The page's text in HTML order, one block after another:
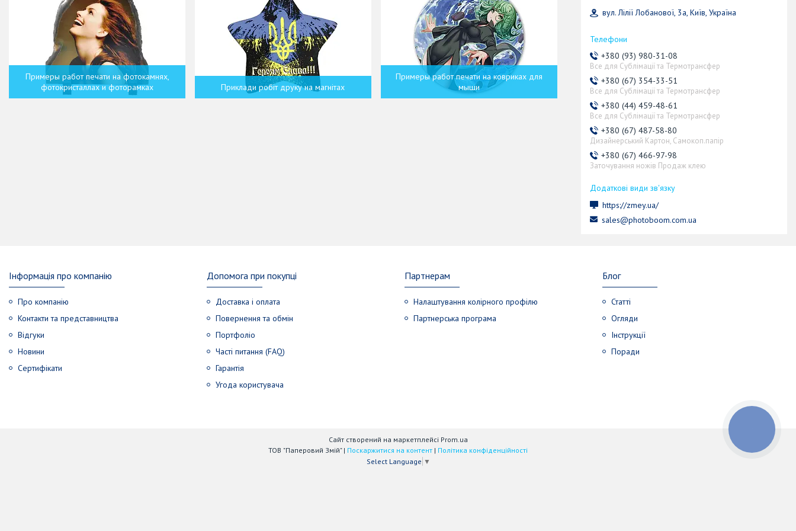
Примеры работ печати на фотокамнях,
фотокристаллах и фоторамках
Приклади робіт друку на магнітах
Примеры работ печати на ковриках для
мыши
вул. Лілії Лобанової, 3а, Київ, Україна
+380 (93) 980-31-08
Все для Сублімації та Термотрансфер
+380 (67) 354-33-51
Все для Сублімації та Термотрансфер
+380 (44) 459-48-61
Все для Сублімації та Термотрансфер
+380 (67) 487-58-80
Дизайнерський Картон, Самокоп.папір
+380 (67) 466-97-98
Заточування ножів Продаж клею
https://zmey.ua/
sales@photoboom.com.ua
Інформація про компанію
Про компанію
Контакти та представництва
Відгуки
Новини
Сертифікати
Допомога при покупці
Доставка і оплата
Повернення та обмін
Портфоліо
Часті питання (FAQ)
Гарантія
Угода користувача
Партнерам
Налаштування колірного профілю
Партнерська програма
Блог
Статті
Огляди
Інструкції
Поради
Сайт створений на маркетплейсі Prom.ua
ТОВ "Паперовий Змій" | Поскаржитися на контент | Політика конфіденційності
Select Language ▼